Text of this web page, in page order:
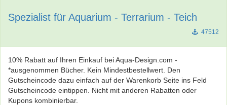
Spezialist für Aquarium - Terrarium - Teich
47512
10% Rabatt auf Ihren Einkauf bei Aqua-Design.com -
*ausgenommen Bücher. Kein Mindestbestellwert. Den
Gutscheincode dazu einfach auf der Warenkorb Seite ins Feld
Gutscheincode eintippen. Nicht mit anderen Rabatten oder
Kupons kombinierbar.